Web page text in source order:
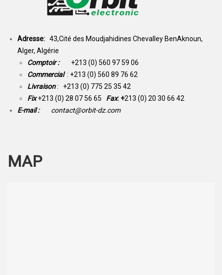
Adresse: 43,Cité des Moudjahidines Chevalley BenAknoun,
Alger, Algérie
Comptoir : +213 (0) 560 97 59 06
Commercial : +213 (0) 560 89 76 62
Livraison: +213 (0) 775 25 35 42
Fix +213 (0) 28 07 56 65 Fax: +213 (0) 20 30 66 42
E-mail :
contact@orbit-dz.com
MAP